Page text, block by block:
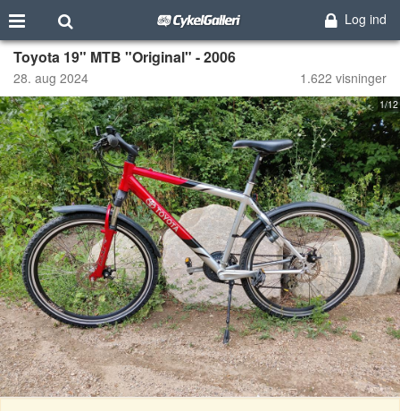
Log ind
Toyota 19" MTB "Original" - 2006
28. aug 2024 1.622 visninger
1/12